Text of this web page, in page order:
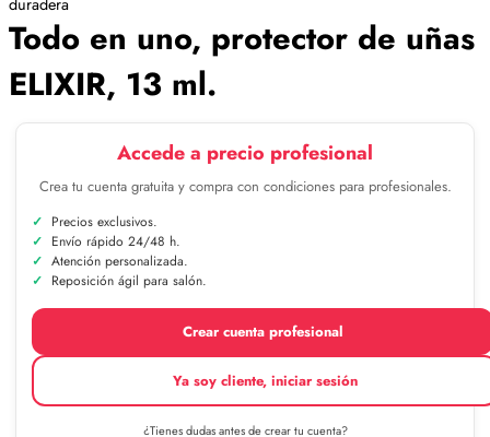
Todo en uno, protector de uñas
ELIXIR, 13 ml.
Accede a precio profesional
Crea tu cuenta gratuita y compra con condiciones para profesionales.
Precios exclusivos.
Envío rápido 24/48 h.
Atención personalizada.
Reposición ágil para salón.
Crear cuenta profesional
Ya soy cliente, iniciar sesión
¿Tienes dudas antes de crear tu cuenta?